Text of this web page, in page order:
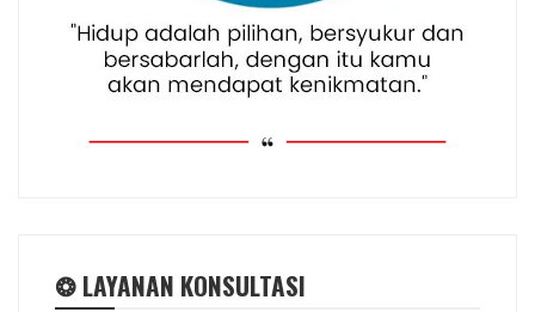
❂ LAYANAN KONSULTASI